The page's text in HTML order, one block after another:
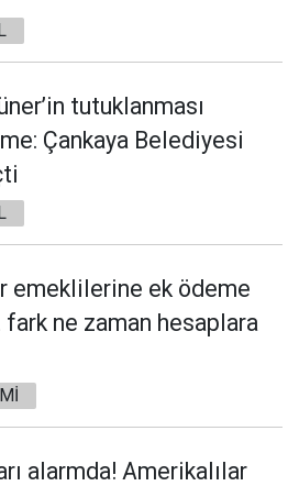
tutuklanması
Çankaya Belediyesi
emeklilerine ek ödeme
ne zaman hesaplara
alarmda! Amerikalılar